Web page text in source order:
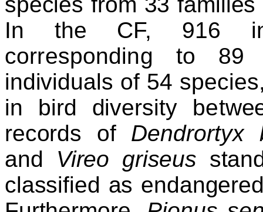
In the CF, 916
corresponding to
individuals of 54
in bird diversity bet
records of Dendrortyx
and Vireo griseus
classified as